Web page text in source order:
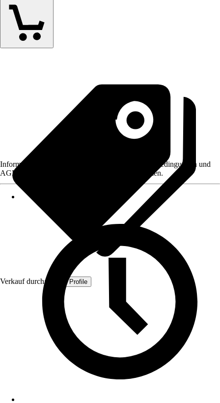
Verkauf durch: Quest Profile
Informationen des Verkäufers, wie z. B. Rückgabebedingungen und
AGB, finden Sie bei Klick auf den Verkäufernamen.